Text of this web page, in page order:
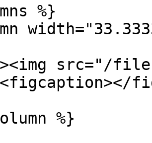
%}
src="/files/
%}